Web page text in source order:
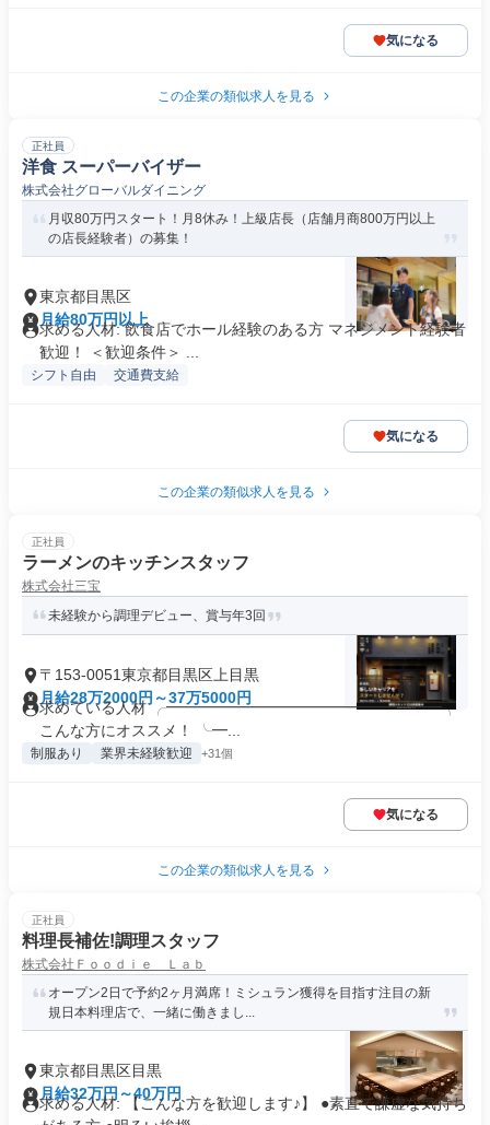
気になる
この企業の類似求人を見る
正社員
洋食 スーパーバイザー
株式会社グローバルダイニング
月収80万円スタート！月8休み！上級店長（店舗月商800万円以上
の店長経験者）の募集！
東京都目黒区
月給80万円以上
求める人材: 飲⾷店でホール経験のある方 マネジメント経験者
歓迎！ ＜歓迎条件＞ ...
シフト自由 交通費支給
気になる
この企業の類似求人を見る
正社員
ラーメンのキッチンスタッフ
株式会社三宝
未経験から調理デビュー、賞与年3回
〒153-0051東京都目黒区上目黒
月給28万2000円～37万5000円
求めている人材 ╭━━━━━━━━━━━━━━━━━━╮
こんな方にオススメ！ ╰━...
制服あり 業界未経験歓迎 +31個
気になる
この企業の類似求人を見る
正社員
料理長補佐!調理スタッフ
株式会社Ｆｏｏｄｉｅ Ｌａｂ
オープン2日で予約2ヶ月満席！ミシュラン獲得を目指す注目の新
規日本料理店で、一緒に働きまし...
東京都目黒区目黒
月給32万円～40万円
求める人材: 【こんな方を歓迎します♪】 ●素直で謙虚な気持ち